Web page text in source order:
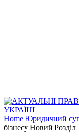
Home Юридичний
бізнесу Новий Розділ